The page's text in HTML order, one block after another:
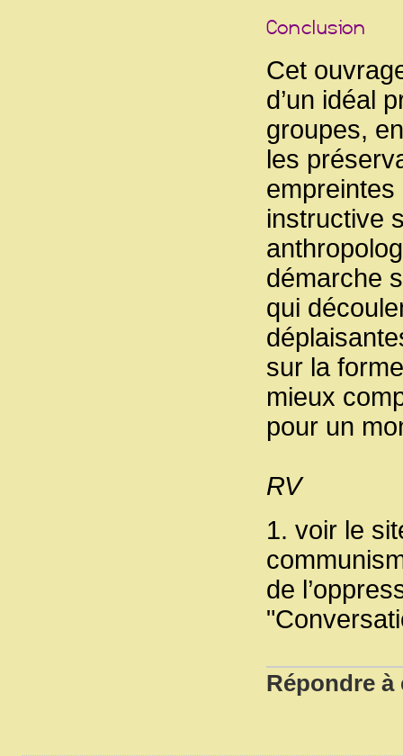
Cet
d’un idéal
groupes,
les
empreintes
instructive
démarche
qui
sur la
mieux
pour un
RV
1. voir le
de
Répondre à